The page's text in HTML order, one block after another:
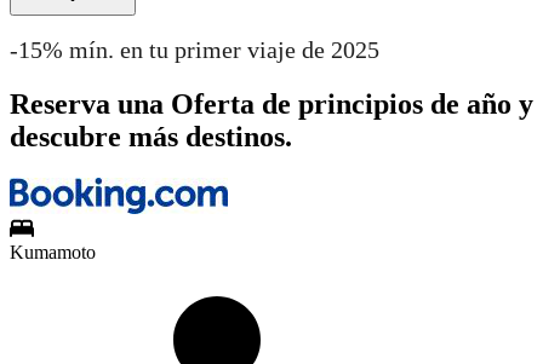
-15% mín. en tu primer viaje de 2025
Reserva una Oferta de principios de año y
descubre más destinos.
Kumamoto